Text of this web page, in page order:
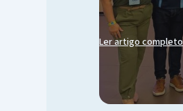
Ler artigo completo